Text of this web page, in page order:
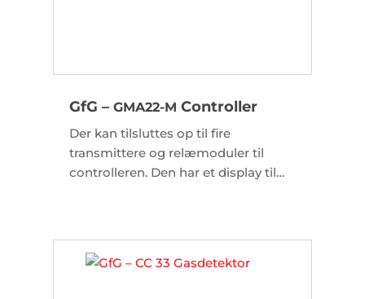
GfG – GMA22-M Controller
Der kan tilsluttes op til fire
transmittere og relæmoduler til
controlleren. Den har et display til
sikkerhedsforanstaltninger.